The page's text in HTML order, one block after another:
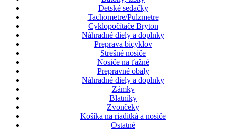
Detské sedačky
Tachometre/Pulzmetre
Cyklopočítače Bryton
Náhradné diely a doplnky
Preprava bicyklov
Strešné nosiče
Nosiče na ťažné
Prepravné obaly
Náhradné diely a doplnky
Zámky
Blatníky
Zvončeky
Košíka na riaditká a nosiče
Ostatné